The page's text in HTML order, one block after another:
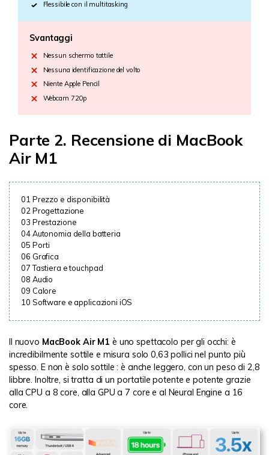
Flessibile con il multitasking
Svantaggi
Nessun schermo tattile
Nessuna identificazione del volto
Niente Apple Pencil
Webcam 720p
Parte 2. Recensione di MacBook
Air M1
01 Prezzo e disponibilità
02Progettazione
03 Prestazione
04Autonomia della batteria
05 Porti
06 Grafica
07 Tastiera e touchpad
08 Audio
09 Calore
10 Software e applicazioni iOS
Il nuovo MacBook Air M1 è uno spettacolo per gli occhi: è
incredibilmente sottile e misura solo 0,63 pollici nel punto più
spesso. E non è solo sottile : è anche leggero, con un peso di 2,8
libbre. Inoltre, si tratta di un portatile potente e potente grazie
alla CPU a 8 core, alla GPU a 7 core e al Neural Engine a 16
core.